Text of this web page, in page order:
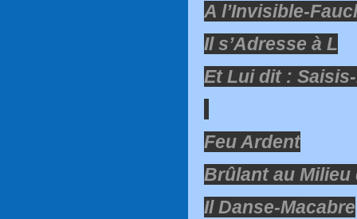
A l’Invisible-
Il s’Adresse à L
Et Lui dit :
Feu Ardent
Brûlant au
Il Danse-Macabre